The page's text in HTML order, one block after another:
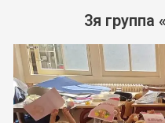
3я группа